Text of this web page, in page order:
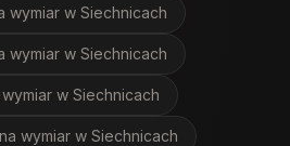
wymiar w Siechnicach
wymiar w Siechnicach
w Siechnicach
wymiar w Siechnicach